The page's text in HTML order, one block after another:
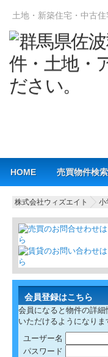
土地・新築住宅・中古
HOME 売買物件検索
株式会社ウィズエイト 小
会員登録はこちら
会員になると物件の詳細
いただけるようになりま
ユーザー名
パスワード